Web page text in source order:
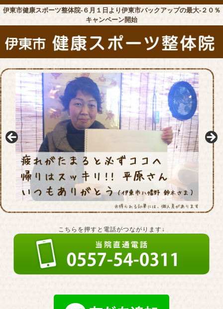
伊東市健康スポーツ整体院-６月１日より伊東市バックアップの最大-２０％
キャンペーン開始
こちらを押すと電話がつながります↓